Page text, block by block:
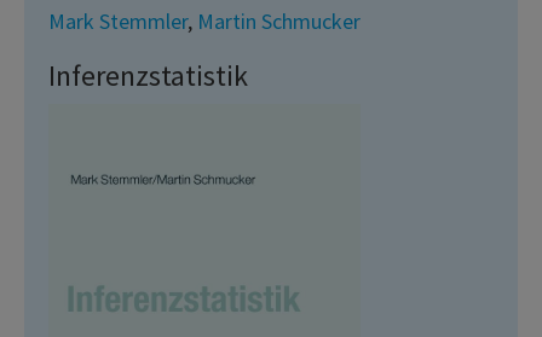
Mark Stemmler, Martin Schmucker
Inferenzstatistik